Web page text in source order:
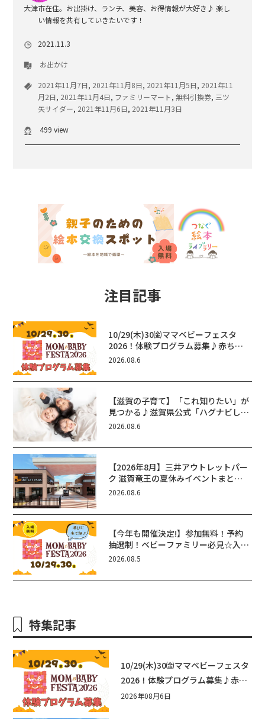
大津市在住。お出掛け、ランチ、美容、お得情報が大好き♪ 楽し
い情報を共有していきたいです！
2021.11.3
お出かけ
2021年11月7日, 2021年11月8日, 2021年11月5日, 2021年11
月2日, 2021年11月4日, ファミリーマート,無料引換券, 三ツ
矢サイダー, 2021年11月6日, 2021年11月3日
499 view
注目記事
10/29(木)30㈮ママベビーフェスタ
2026！体験プログラム募集♪赤ちゃ
ん向けイベントに出演しませんか？
2026.08.6
【滋賀の子育て】「これ知りたい」が
見つかる♪滋賀県公式「ハグナビし
が」使ってる？おでかけ・制度・子育
2026.08.6
【2026年8月】三井アウトレットパー
ク 滋賀竜王の夏休みイベントまと
め！びしょぬれ水あそび・激辛グル
ん！
2026.08.6
【今年も開催決定!】参加無料！予約
抽選制！ベビーファミリー必見☆入場
無料☆10/29(木)30(金)ママベビーフ
エリ守山
2026.08.5
特集記事
10/29(木)30㈮ママベビーフェスタ
2026！体験プログラム募集♪赤ち
ゃん向けイベントに出演しません
2026年08月6日